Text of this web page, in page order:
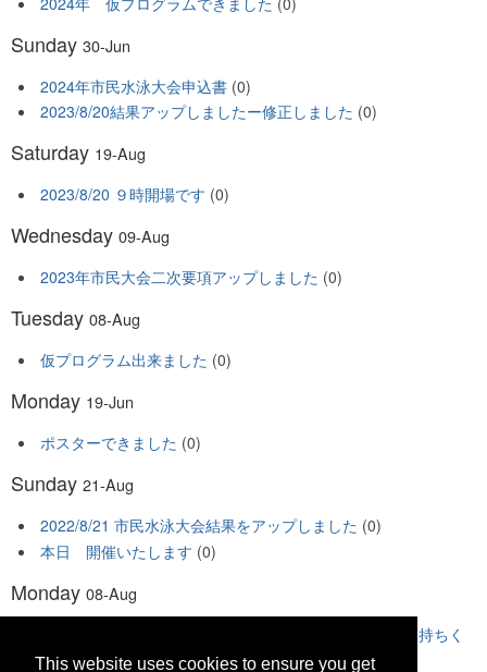
This website uses cookies to ensure you get
Sunday 30-Jun
2024年市民水泳大会申込書 (0)
2023/8/20結果アップしましたー修正しました (0)
Saturday 19-Aug
2023/8/20 ９時開場です (0)
Wednesday 09-Aug
2023年市民大会二次要項アップしました (0)
Tuesday 08-Aug
仮プログラム出来ました (0)
Monday 19-Jun
ポスターできました (0)
Sunday 21-Aug
2022/8/21 市民水泳大会結果をアップしました (0)
本日 開催いたします (0)
Monday 08-Aug
2022/8/21 当日は健康チェック表に記入の上 会場にお持ちく
ださい(0)